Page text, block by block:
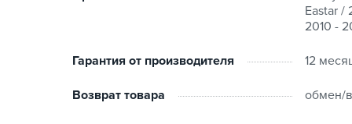
полиуретановое. Так же используются
отличающейся длительным периодом
мусора.
СтойкиRedAuto поставляются в фирменной
Eastar /
2010 -
Гарантия от производителя 12
Возврат товара обмен/